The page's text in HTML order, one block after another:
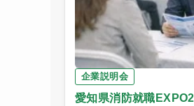
企業説明会
愛知県消防就職